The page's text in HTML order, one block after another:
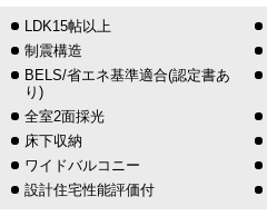
LDK15帖以上
制震構造
BELS/省エネ基準適合(認定書あ
り)
全室2面採光
床下収納
ワイドバルコニー
設計住宅性能評価付